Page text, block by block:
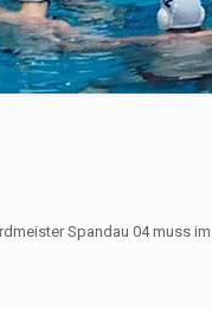
Spandau 04 muss